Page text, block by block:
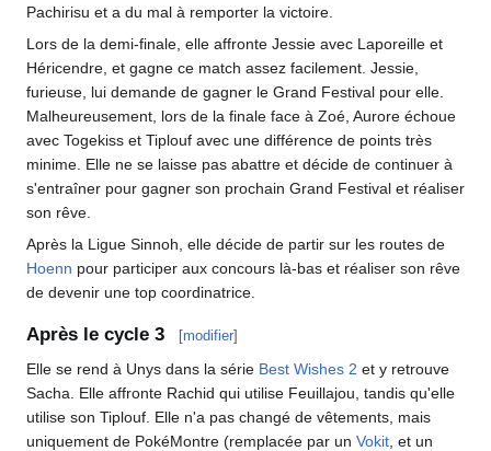
Pachirisu et a du mal à remporter la victoire.
Lors de la demi-finale, elle affronte Jessie avec Laporeille et
Héricendre, et gagne ce match assez facilement. Jessie,
furieuse, lui demande de gagner le Grand Festival pour elle.
Malheureusement, lors de la finale face à Zoé, Aurore échoue
avec Togekiss et Tiplouf avec une différence de points très
minime. Elle ne se laisse pas abattre et décide de continuer à
s'entraîner pour gagner son prochain Grand Festival et réaliser
son rêve.
Après la Ligue Sinnoh, elle décide de partir sur les routes de
Hoenn pour participer aux concours là-bas et réaliser son rêve
de devenir une top coordinatrice.
Après le cycle 3 [modifier]
Elle se rend à Unys dans la série Best Wishes 2 et y retrouve
Sacha. Elle affronte Rachid qui utilise Feuillajou, tandis qu'elle
utilise son Tiplouf. Elle n'a pas changé de vêtements, mais
uniquement de PokéMontre (remplacée par un Vokit , et un